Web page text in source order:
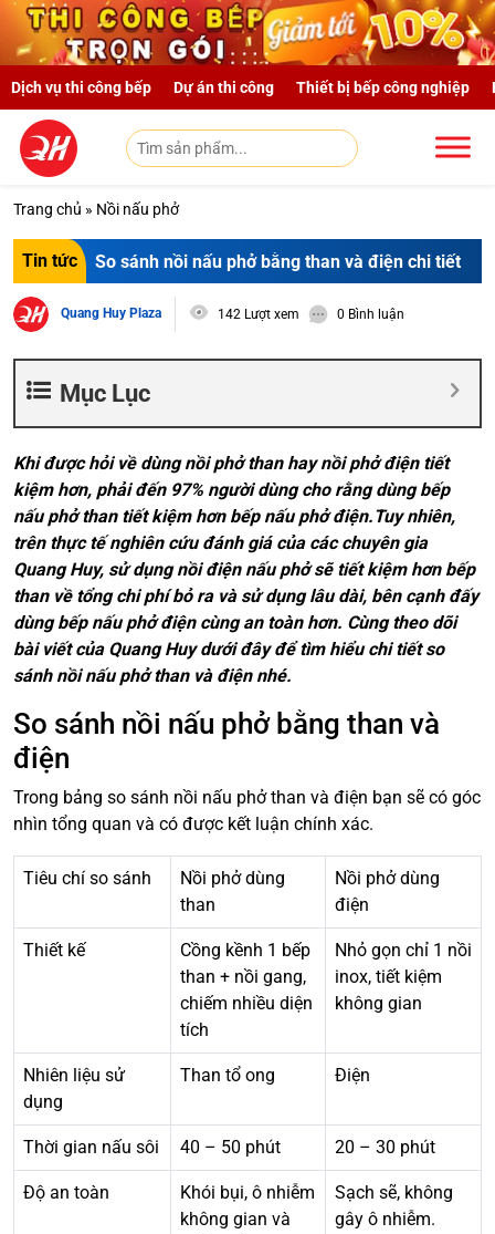
Skip to main content
Dịch vụ thi công bếp Dự án thi công Thiết bị bếp công nghiệp
Trang chủ » Nồi nấu phở
Tin tức So sánh nồi nấu phở bằng than và điện chi tiết
Quang Huy Plaza 142 Lượt xem 0 Bình luận
Mục Lục
Khi được hỏi về dùng nồi phở than hay nồi phở điện tiết
kiệm hơn, phải đến 97% người dùng cho rằng dùng bếp
nấu phở than tiết kiệm hơn bếp nấu phở điện.Tuy nhiên,
trên thực tế nghiên cứu đánh giá của các chuyên gia
Quang Huy, sử dụng nồi điện nấu phở sẽ tiết kiệm hơn bếp
than về tổng chi phí bỏ ra và sử dụng lâu dài, bên cạnh đấy
dùng bếp nấu phở điện cùng an toàn hơn. Cùng theo dõi
bài viết của Quang Huy dưới đây để tìm hiểu chi tiết so
sánh nồi nấu phở than và điện nhé.
So sánh nồi nấu phở bằng than và
điện
Trong bảng so sánh nồi nấu phở than và điện bạn sẽ có góc
nhìn tổng quan và có được kết luận chính xác.
Tiêu chí so sánh
Nồi phở dùng
than
Nồi phở dùng
điện
Thiết kế
Cồng kềnh 1 bếp
than + nồi gang,
chiếm nhiều diện
tích
Nhỏ gọn chỉ 1 nồi
inox, tiết kiệm
không gian
Nhiên liệu sử
dụng
Than tổ ong Điện
Thời gian nấu sôi 40 – 50 phút 20 – 30 phút
Độ an toàn
Khói bụi, ô nhiễm
không gian và
Sạch sẽ, không
gây ô nhiễm.